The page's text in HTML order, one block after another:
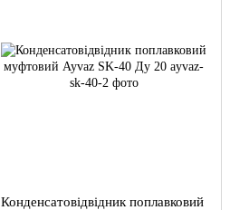
Конденсатовідвідник поплавковий